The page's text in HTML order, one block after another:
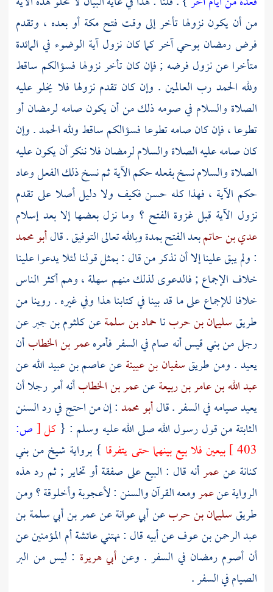
من أن يكون نزولها تأخر إلى وقت فتح مكة أو بعده ، وتقدم
فرض رمضان بوحي آخر كما كان نزول آية الوضوء في المائدة
متأخرا عن نزول فرضه ; فإن كان تأخر نزولها فسؤالكم ساقط
ولله الحمد رب العالمين . وإن كان تقدم نزولها فلا يخلو عليه
الصلاة والسلام في صومه ذلك من أن يكون صامه لرمضان أو
تطوعا ، فإن كان صامه تطوعا فسؤالكم ساقط ولله الحمد . وإن
كان صامه عليه الصلاة والسلام لرمضان فلا ننكر أن يكون عليه
الصلاة والسلام نسخ بفعله حكم الآية ثم نسخ ذلك الفعل وعاد
حكم الآية ، فهذا كله حسن فكيف ولا دليل أصلا على تقدم
نزول الآية قبل غزوة الفتح ؟ وما نزل بعضها إلا بعد إسلام
عدي بن حاتمبعد الفتح بمدة وبالله تعالى التوفيق . قالأبو محمد
: ولم يبق علينا إلا أن نذكر من قال : بمثل قولنا لئلا يدعوا علينا
خلاف الإجماع ; فالدعوى لذلك منهم سهلة ، وهم أكثر الناس
خلافا للإجماع على ما قد بينا في كتابنا هذا وفي غيره . روينا من
طريقسليمان بن حربناحماد بن سلمةعنكلثوم بن جبرعن
رجل منبني قيسأنه صام في السفر فأمرهعمر بن الخطابأن
يعيد . ومن طريقسفيان بن عيينةعنعاصم بن عبيد اللهعن
عبد الله بن عامر بن ربيعةعنعمر بن الخطابأنه أمر رجلا أن
يعيد صيامه في السفر . قالأبو محمد: إن من احتج في رد السنن
الثابتة من قول رسول الله صلى الله عليه وسلم : { كل[ص:
403 ] بيعين فلا بيع بينهما حتى يتفرقا } برواية شيخ منبني
كنانةعنعمرأنه قال : البيع على صفقة أو تخاير ; ثم رد هذه
الرواية عنعمرومعه القرآن والسنن : لأعجوبة وأخلوقة ؟ ومن
طريقسليمان بن حربعنأبي عوانةعنعمر بن أبي سلمة بن
عبد الرحمن بن عوفعن أبيه قال : نهتنيعائشةأم المؤمنين عن
أن أصوم رمضان في السفر . وعن أبي هريرة : ليس من البر
الصيام في السفر .